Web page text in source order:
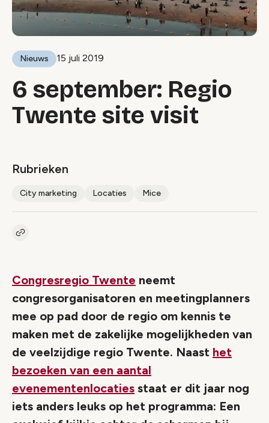
Nieuws 15 juli 2019
6 september: Regio
Twente site visit
Rubrieken
City marketing Locaties Mice
Kopieer link naar artikel
Congresregio Twente neemt
congresorganisatoren en meetingplanners
mee op pad door de regio om kennis te
maken met de zakelijke mogelijkheden van
de veelzijdige regio Twente. Naast het
bezoeken van een aantal
evenementenlocaties staat er dit jaar nog
iets anders leuks op het programma: Een